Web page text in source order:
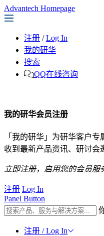
Advantech Homepage
注册 / Log In
我的研华
搜索
QQ在线咨询
我的研华会员注册
「我的研华」为研华客户
收到最新产品资讯、研讨会
立即注册，启用您的会员服
注册 Log In
Panel Button
注册 / Log In